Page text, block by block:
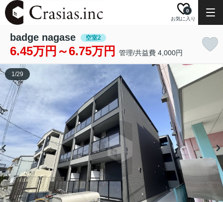
お気に入り
0
badge nagase 空室2
6.45万円～6.75万円 管理/共益費 4,000円
1/29